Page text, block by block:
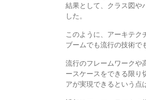
結果として、クラス図や
した。
このように、アーキテ
ブームでも流行の技術で
流行のフレームワークや
ースケースをできる限り
アが実現できるという点